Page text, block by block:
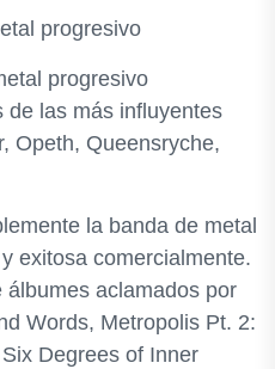
progresivo
progresivo
de las más influyentes
Opeth, Queensryche,
la banda de metal
exitosa comercialmente.
aclamados por
Words, Metropolis Pt. 2:
Degrees of Inner